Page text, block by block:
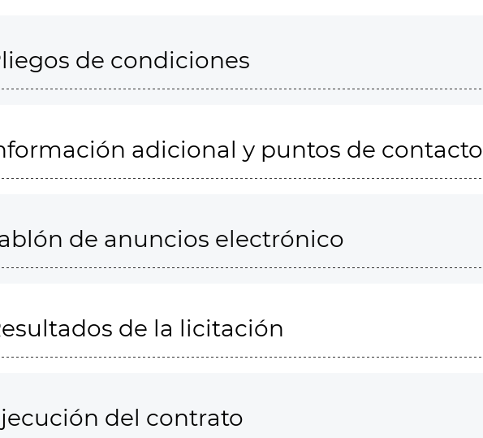
de condiciones
adicional y puntos de contacto
de anuncios electrónico
de la licitación
del contrato